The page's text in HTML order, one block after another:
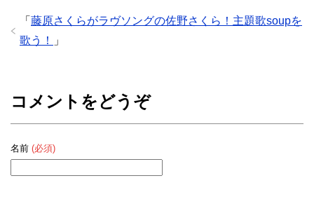
「 藤原さくらがラヴソングの佐野さくら！主題歌soupを
歌う！
」
コメントをどうぞ
名前 (必須)